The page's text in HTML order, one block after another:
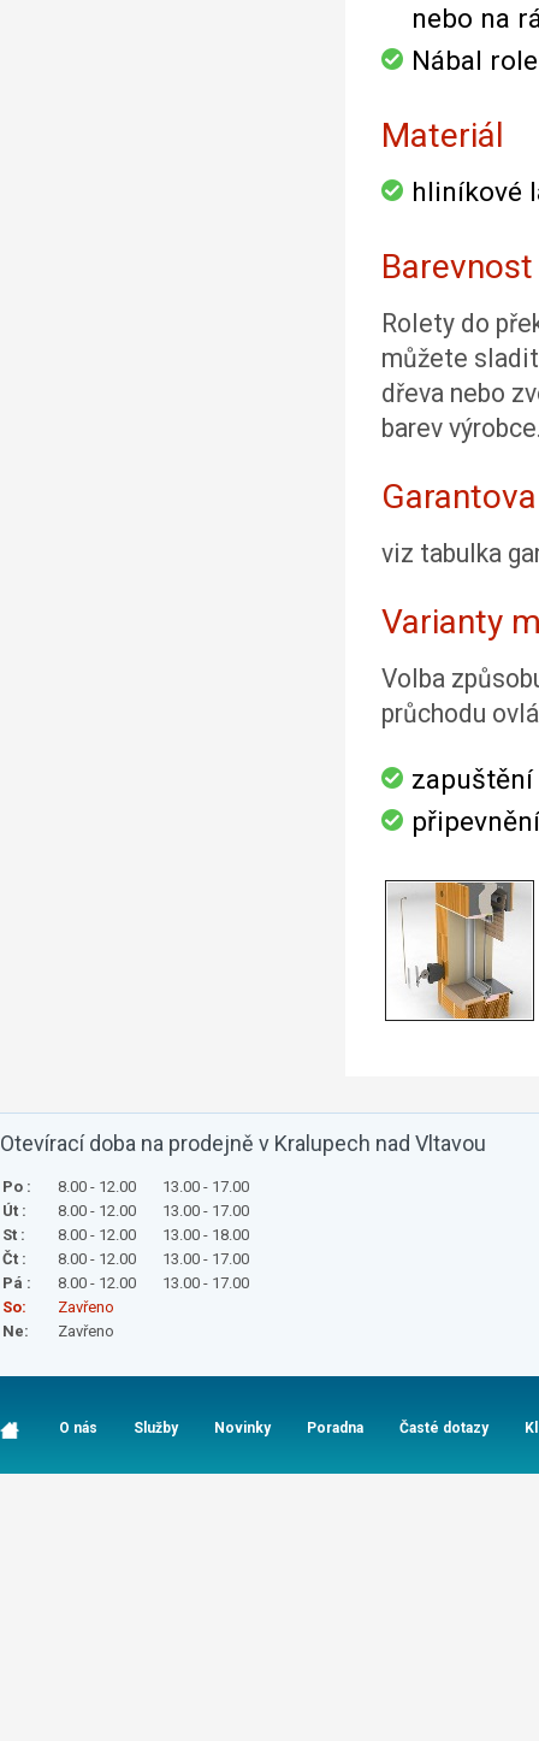
nebo na
Nábal
Materiál
hliníkové
Barevnost
Rolety do
můžete
dřeva nebo
barev
viz tabulka
Varianty
Volba
průchodu
Otevírací doba na prodejně v Kralupech nad Vltavou
Po : 8.00 - 12.00
13.00 - 17.00
Út :
8.00 - 12.00
13.00 - 17.00
St :
8.00 - 12.00
13.00 - 18.00
Čt :
8.00 - 12.00
13.00 - 17.00
Pá :
8.00 - 12.00
13.00 - 17.00
So:
Zavřeno
Ne:
Zavřeno
O nás Služby Novinky Poradna Časté dotazy